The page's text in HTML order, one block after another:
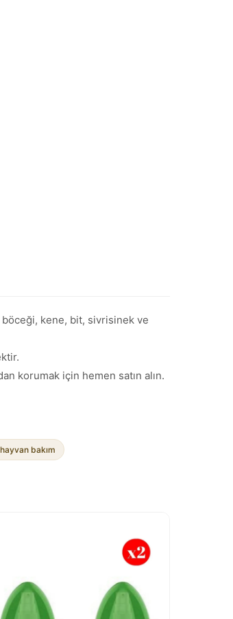
böceği, kene, bit, sivrisinek ve
korumak için hemen satın alın.
bakım